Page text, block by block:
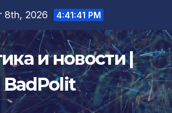
8th, 2026 4:41:42 PM
и новости |
BadPolit